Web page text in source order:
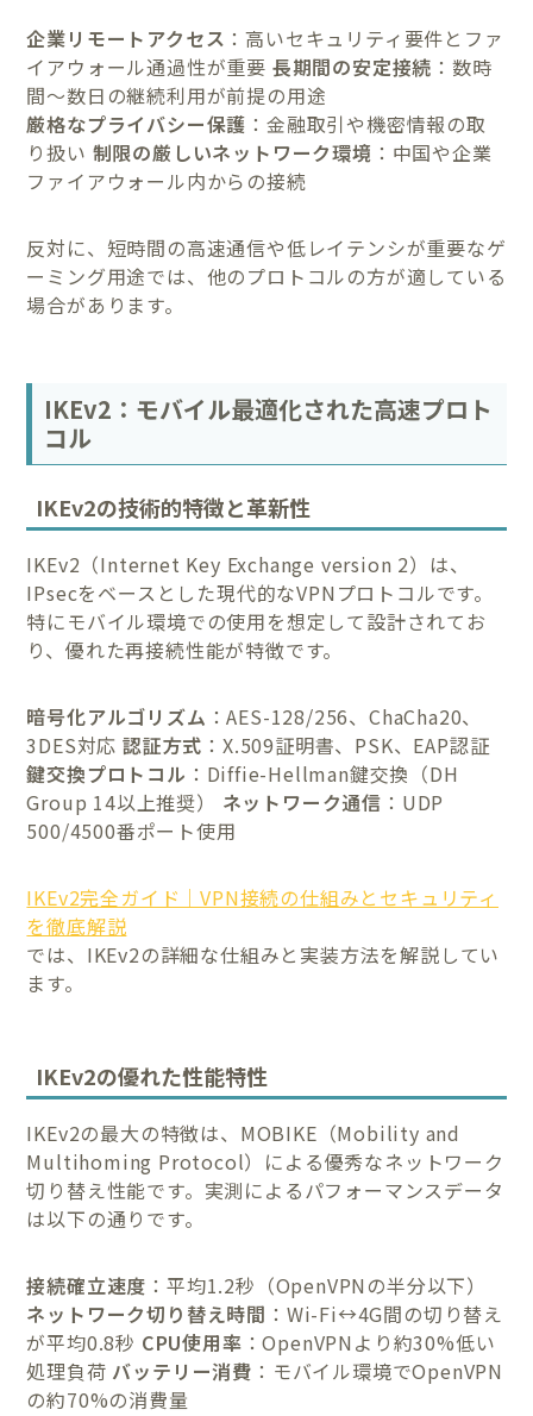
企業リモートアクセス ：高いセキュリティ要件とファ
イアウォール通過性が重要 長期間の安定接続 ：数時
間〜数日の継続利用が前提の用途
厳格なプライバシー保護 ：金融取引や機密情報の取
り扱い 制限の厳しいネットワーク環境 ：中国や企業
ファイアウォール内からの接続
反対に、短時間の高速通信や低レイテンシが重要なゲ
ーミング用途では、他のプロトコルの方が適している
場合があります。
IKEv2：モバイル最適化された高速プロト
コル
IKEv2の技術的特徴と革新性
IKEv2（Internet Key Exchange version 2）は、
IPsecをベースとした現代的なVPNプロトコルです。
特にモバイル環境での使用を想定して設計されてお
り、優れた再接続性能が特徴です。
暗号化アルゴリズム ：AES-128/256、ChaCha20、
3DES対応認証方式 ：X.509証明書、PSK、EAP認証
鍵交換プロトコル ：Diffie-Hellman鍵交換（DH
Group 14以上推奨） ネットワーク通信 ：UDP
500/4500番ポート使用
IKEv2完全ガイド｜VPN接続の仕組みとセキュリティ
を徹底解説
では、IKEv2の詳細な仕組みと実装方法を解説してい
ます。
IKEv2の優れた性能特性
IKEv2の最大の特徴は、MOBIKE（Mobility and
Multihoming Protocol）による優秀なネットワーク
切り替え性能です。実測によるパフォーマンスデータ
は以下の通りです。
接続確立速度 ：平均1.2秒（OpenVPNの半分以下）
ネットワーク切り替え時間 ：Wi-Fi↔4G間の切り替え
が平均0.8秒 CPU使用率 ：OpenVPNより約30%低い
処理負荷 バッテリー消費 ：モバイル環境でOpenVPN
の約70%の消費量